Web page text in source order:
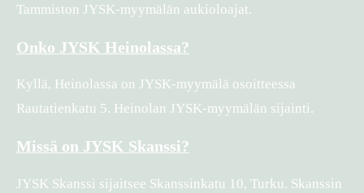
Tammiston JYSK-myymälän aukioloajat.
Onko JYSK Heinolassa?
Kyllä, Heinolassa on JYSK-myymälä osoitteessa
Rautatienkatu 5. Heinolan JYSK-myymälän sijainti.
Missä on JYSK Skanssi?
JYSK Skanssi sijaitsee Skanssinkatu 10, Turku. Skanssin